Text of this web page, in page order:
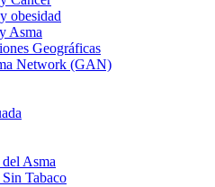
obesidad
Asma
Geográficas
Network (GAN)
Asma
Tabaco